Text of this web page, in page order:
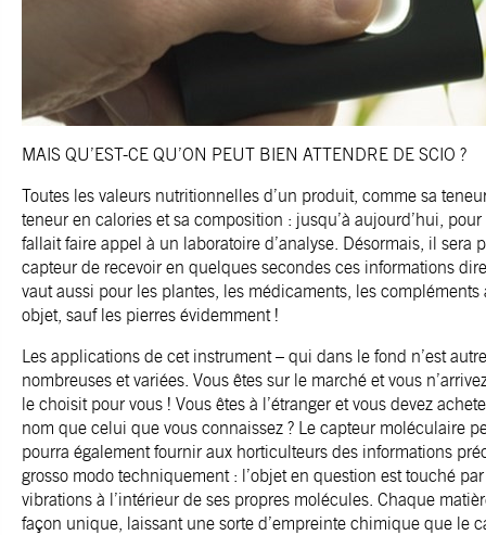
MAIS QU’EST-CE QU’ON PEUT BIEN ATTENDRE DE SCIO ?
Toutes les valeurs nutritionnelles d’un produit, comme sa
teneur en calories et sa composition : jusqu’à aujourd’hui,
fallait faire appel à un laboratoire d’analyse. Désormais, il sera
capteur de recevoir en quelques secondes ces informations
vaut aussi pour les plantes, les médicaments, les
objet, sauf les pierres évidemment !
Les applications de cet instrument – qui dans le fond n’est
nombreuses et variées. Vous êtes sur le marché et vous
le choisit pour vous ! Vous êtes à l’étranger et vous devez
nom que celui que vous connaissez ? Le capteur moléculaire
pourra également fournir aux horticulteurs des informations
grosso modo techniquement : l’objet en question est touché
vibrations à l’intérieur de ses propres molécules. Chaque
façon unique, laissant une sorte d’empreinte chimique que le